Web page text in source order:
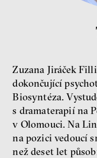
Zuzana Jiráček
dokončující
Biosyntéza.
s dramaterapií na
v Olomouci. Na
na pozici vedoucí
než deset let